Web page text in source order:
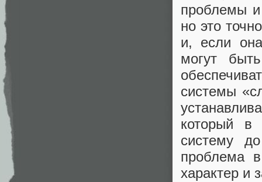
проблемы и
но это
и, если
могут
системы
который в
систему
проблема
характер и